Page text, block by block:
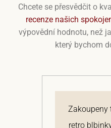
Chcete se přesvědčit o
recenze našich
výpovědní hodnotu, než
který bychom
Zakoupeny
retro